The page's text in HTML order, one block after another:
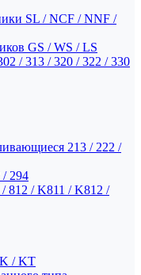
SL / NCF / NNF /
GS / WS / LS
/ 313 / 320 / 322 / 330
213 / 222 /
294
812 / K811 / K812 /
/ KT